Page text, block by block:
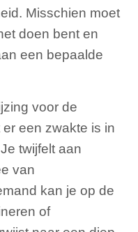
Misschien moet
doen bent en
een bepaalde
voor de
een zwakte is in
twijfelt aan
van
kan je op de
of